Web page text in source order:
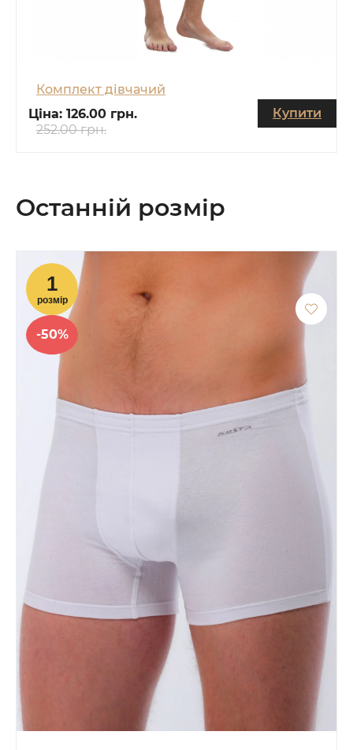
Комплект дівчачий
Ціна: 126.00 грн.
252.00 грн.
Купити
Останній розмір
-50%